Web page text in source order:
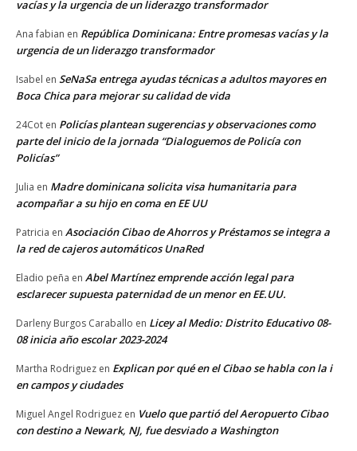
vacías y la urgencia de un liderazgo transformador
Ana fabian en República Dominicana: Entre promesas vacías y la
urgencia de un liderazgo transformador
Isabel en SeNaSa entrega ayudas técnicas a adultos mayores en
Boca Chica para mejorar su calidad de vida
24Cot en Policías plantean sugerencias y observaciones como
parte del inicio de la jornada “Dialoguemos de Policía con
Policías”
Julia en Madre dominicana solicita visa humanitaria para
acompañar a su hijo en coma en EE UU
Patricia en Asociación Cibao de Ahorros y Préstamos se integra a
la red de cajeros automáticos UnaRed
Eladio peña en Abel Martínez emprende acción legal para
esclarecer supuesta paternidad de un menor en EE.UU.
Darleny Burgos Caraballo en Licey al Medio: Distrito Educativo 08-
08 inicia año escolar 2023-2024
Martha Rodriguez en Explican por qué en el Cibao se habla con la i
en campos y ciudades
Miguel Angel Rodriguez en Vuelo que partió del Aeropuerto Cibao
con destino a Newark, NJ, fue desviado a Washington